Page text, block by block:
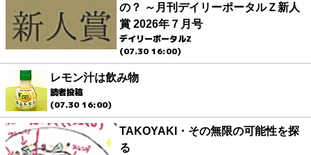
の？ ～月刊デイリーポータルＺ新人
賞 2026年７月号
デイリーポータルZ
(07.30 16:00)
レモン汁は飲み物
読者投稿
(07.30 16:00)
TAKOYAKI・その無限の可能性を探
る